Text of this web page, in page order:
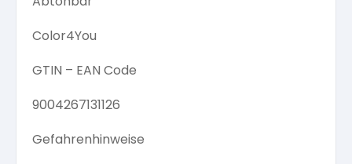
Color4You
GTIN – EAN Code
9004267131126
Gefahrenhinweise